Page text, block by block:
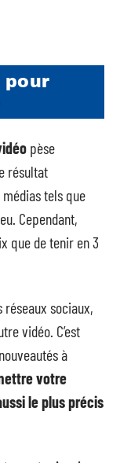
pour
pèse
résultat
tels que
Cependant,
que de tenir en 3
réseaux sociaux,
vidéo. C’est
à
votre
le plus précis